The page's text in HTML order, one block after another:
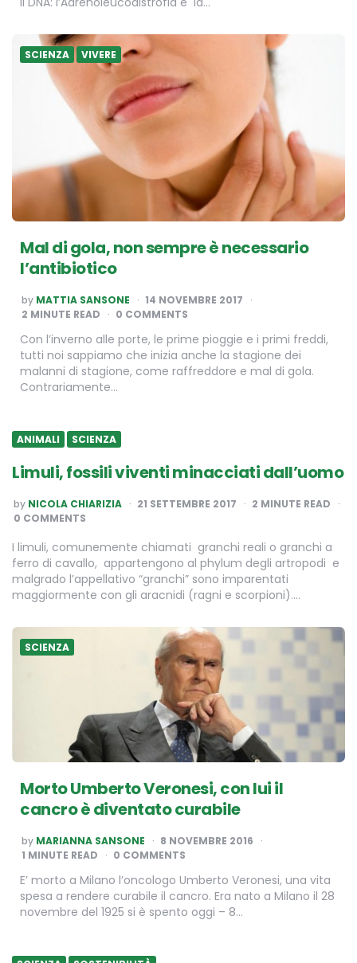
SCIENZA VIVERE
Mal di gola, non sempre è necessario
l’antibiotico
POSTED
BY
by MATTIA SANSONE
14 NOVEMBRE 2017
2 MINUTE READ 0 COMMENTS
Con l’inverno alle porte, le prime pioggie e i primi freddi,
tutti noi sappiamo che inizia anche la stagione dei
malanni di stagione, come raffreddore e mal di gola.
Contrariamente…
ANIMALI SCIENZA
Limuli, fossili viventi minacciati dall’uomo
POSTED
BY
by NICOLA CHIARIZIA 21 SETTEMBRE 2017 2 MINUTE READ
0 COMMENTS
I limuli, comunemente chiamati granchi reali o granchi a
ferro di cavallo, appartengono al phylum degli artropodi e
malgrado l’appellativo “granchi” sono imparentati
maggiormente con gli aracnidi (ragni e scorpioni)….
SCIENZA
Morto Umberto Veronesi, con lui il
cancro è diventato curabile
POSTED
BY
by MARIANNA SANSONE
8 NOVEMBRE 2016
1 MINUTE READ 0 COMMENTS
E’ morto a Milano l’oncologo Umberto Veronesi, una vita
spesa a rendere curabile il cancro. Era nato a Milano il 28
novembre del 1925 si è spento oggi – 8…